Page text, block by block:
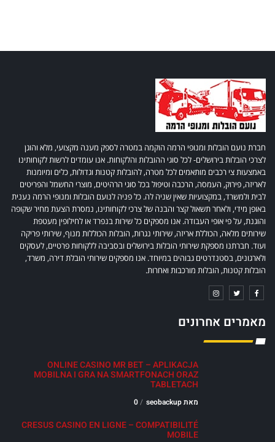
חברת נועם הובלות ומנופי הרמה הוקמה במטרה לספק מענה מקצועי, מלא והוגן
לצרכי הובלות בירושלים- לכל סוגי ההובלות והלקוחות. אנו עומדים לרשות לקוחותינו
באמצעות צי רכבים מותאמים לכל מטרה, להובלות קטנות וגדולות, כלים ומיומנות
לאריזה, פירוק, העמסה, הרכבה וטיפול בכל סוגי הרהיטים, מוצרי החשמל והפריטים
לבית ולמשרד, במקצועיות שאין שניה לה. כל פניה לנועם הובלות ומנופי הרמה נענית
באופן מידי, ולאחר תשאול קצר והבנה של צרכי לקוחותינו, נמסרת הצעת מחיר שקופה
והוגנת, על פי אופי העבודה. אנו מספקים כל שירות בנפרד או לחילופין מעטפת
שירותים מלאה, הכוללת אריזה, שירותי נגרות, הובלות הכוללות מנוף, שירותי פריקה
ועוד. חברתנו מספקת שירותי הובלות בירושלים ובסביבה ללקוחות פרטיים, לעסקים
ולארגונים, בסטנדרטים גבוהים במיוחד. אנו מספקים שירותי הובלת דירה, משרד,
הובלות קטנות, הובלות מורכבות ואחרות.
מאמרים אחרונים
ONLINE CASINO MR BET – APLIKACJA
MOBILNA I GRA NA SMARTFONACH ORAZ
TABLETACH
מאת seobackup 0
CRESUS CASINO EN LIGNE – COMPATIBILITÉ
MOBILE